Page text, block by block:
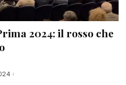
2024: il rosso che